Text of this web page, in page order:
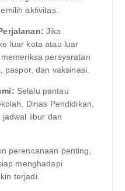
aktivitas.
Jika
luar kota atau luar
persyaratan
paspor, dan vaksinasi.
Selalu pantau
Dinas Pendidikan,
libur dan
perencanaan penting,
menghadapi
terjadi.